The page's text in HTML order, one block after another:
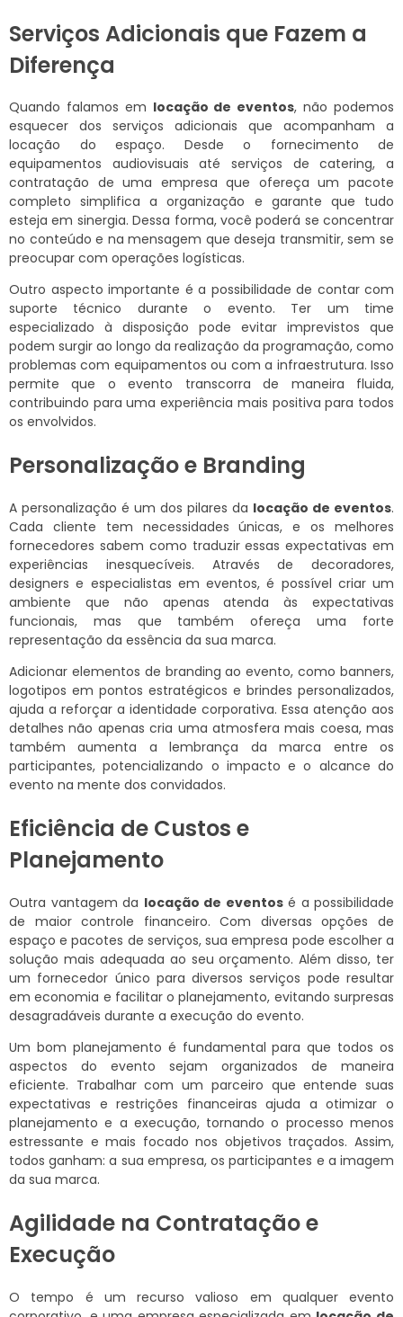
Serviços Adicionais que Fazem a
Diferença
Quando falamos em locação de eventos, não podemos
esquecer dos serviços adicionais que acompanham a
locação do espaço. Desde o fornecimento de
equipamentos audiovisuais até serviços de catering, a
contratação de uma empresa que ofereça um pacote
completo simplifica a organização e garante que tudo
esteja em sinergia. Dessa forma, você poderá se concentrar
no conteúdo e na mensagem que deseja transmitir, sem se
preocupar com operações logísticas.
Outro aspecto importante é a possibilidade de contar com
suporte técnico durante o evento. Ter um time
especializado à disposição pode evitar imprevistos que
podem surgir ao longo da realização da programação, como
problemas com equipamentos ou com a infraestrutura. Isso
permite que o evento transcorra de maneira fluida,
contribuindo para uma experiência mais positiva para todos
os envolvidos.
Personalização e Branding
A personalização é um dos pilares da locação de eventos.
Cada cliente tem necessidades únicas, e os melhores
fornecedores sabem como traduzir essas expectativas em
experiências inesquecíveis. Através de decoradores,
designers e especialistas em eventos, é possível criar um
ambiente que não apenas atenda às expectativas
funcionais, mas que também ofereça uma forte
representação da essência da sua marca.
Adicionar elementos de branding ao evento, como banners,
logotipos em pontos estratégicos e brindes personalizados,
ajuda a reforçar a identidade corporativa. Essa atenção aos
detalhes não apenas cria uma atmosfera mais coesa, mas
também aumenta a lembrança da marca entre os
participantes, potencializando o impacto e o alcance do
evento na mente dos convidados.
Eficiência de Custos e
Planejamento
Outra vantagem da locação de eventosé a possibilidade
de maior controle financeiro. Com diversas opções de
espaço e pacotes de serviços, sua empresa pode escolher a
solução mais adequada ao seu orçamento. Além disso, ter
um fornecedor único para diversos serviços pode resultar
em economia e facilitar o planejamento, evitando surpresas
desagradáveis durante a execução do evento.
Um bom planejamento é fundamental para que todos os
aspectos do evento sejam organizados de maneira
eficiente. Trabalhar com um parceiro que entende suas
expectativas e restrições financeiras ajuda a otimizar o
planejamento e a execução, tornando o processo menos
estressante e mais focado nos objetivos traçados. Assim,
todos ganham: a sua empresa, os participantes e a imagem
da sua marca.
Agilidade na Contratação e
Execução
O tempo é um recurso valioso em qualquer evento